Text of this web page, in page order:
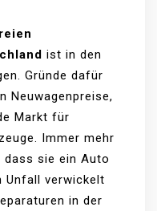
ist in den
Gründe dafür
Neuwagenpreise,
Markt für
Immer mehr
sie ein Auto
Unfall verwickelt
in der